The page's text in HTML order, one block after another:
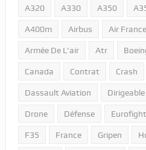
A320 A330 A350
A400m Airbus Air France
Armée De L'air Atr
Canada Contrat Crash
Dassault Aviation Dirigeable
Drone Défense
F35 France Gripen